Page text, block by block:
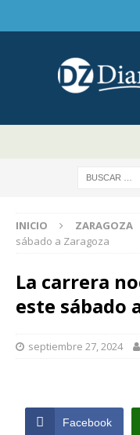
INICIO ZARAGOZA
sábado a Zaragoza
La carrera
este sábado
septiembre 27, 2024
Facebook